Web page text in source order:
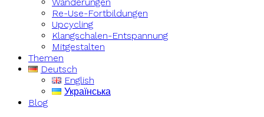
Re-Use-Fortbildungen
Upcycling
Klangschalen-Entspannung
Mitgestalten
Themen
Deutsch
English
Українська
Blog